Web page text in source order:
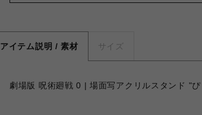
アイテム説明 / 素材 サイズ
劇場版 呪術廻戦 0 | 場面写アクリルスタンド "